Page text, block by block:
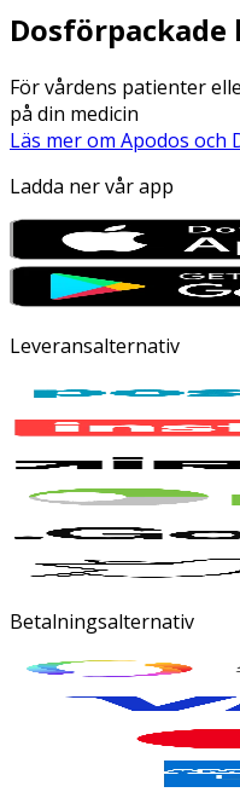
Dosförpackade
För vårdens patienter
på din medicin
Läs mer om Apodos och
Ladda ner vår app
Leveransalternativ
Betalningsalternativ